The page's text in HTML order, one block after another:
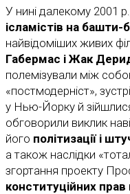
У нині далекому 2001
ісламістів на
найвідоміших живих
Габермас і Жак
полемізували між
«постмодерніст»,
у Нью-Йорку й
обговорили виклик
його політизації і
а також наслідки
згортання проекту
конституційних